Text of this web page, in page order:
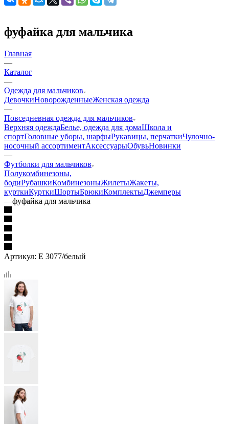
фуфайка для мальчика
Главная
—
Каталог
—
Одежда для мальчиков
ДевочкиНоворожденныеЖенская одежда
—
Повседневная одежда для мальчиков
Верхняя одеждаБелье, одежда для домаШкола и
спортГоловные уборы, шарфыРукавицы, перчаткиЧулочно-
носочный ассортиментАксессуарыОбувьНовинки
—
Футболки для мальчиков
Полукомбинезоны,
бодиРубашкиКомбинезоныЖилетыЖакеты,
курткиКурткиШортыБрюкиКомплектыДжемперы
—фуфайка для мальчика
Артикул: Е 3077/белый